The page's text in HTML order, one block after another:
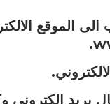
بريد الكتروني